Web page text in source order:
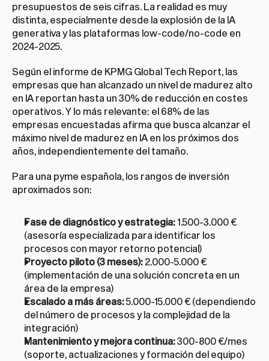
presupuestos de seis cifras. La realidad es muy
distinta, especialmente desde la explosión de la IA
generativa y las plataformas low-code/no-code en
2024-2025.
Según el informe de KPMG Global Tech Report, las
empresas que han alcanzado un nivel de madurez alto
en IA reportan hasta un 30% de reducción en costes
operativos. Y lo más relevante: el 68% de las
empresas encuestadas afirma que busca alcanzar el
máximo nivel de madurez en IA en los próximos dos
años, independientemente del tamaño.
Para una pyme española, los rangos de inversión
aproximados son:
Fase de diagnóstico y estrategia: 1.500-3.000 €
(asesoría especializada para identificar los
procesos con mayor retorno potencial)
Proyecto piloto (3 meses): 2.000-5.000 €
(implementación de una solución concreta en un
área de la empresa)
Escalado a más áreas: 5.000-15.000 € (dependiendo
del número de procesos y la complejidad de la
integración)
Mantenimiento y mejora continua: 300-800 €/mes
(soporte, actualizaciones y formación del equipo)